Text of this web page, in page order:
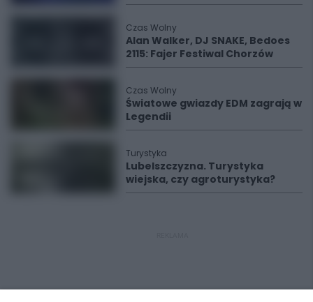
Czas Wolny
Alan Walker, DJ SNAKE, Bedoes
2115: Fajer Festiwal Chorzów
Czas Wolny
Światowe gwiazdy EDM zagrają w
Legendii
Turystyka
Lubelszczyzna. Turystyka
wiejska, czy agroturystyka?